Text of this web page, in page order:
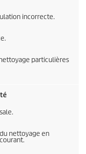
incorrecte.
particulières
nettoyage en